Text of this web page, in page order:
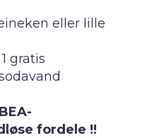
eller lille
gratis
fordele !!